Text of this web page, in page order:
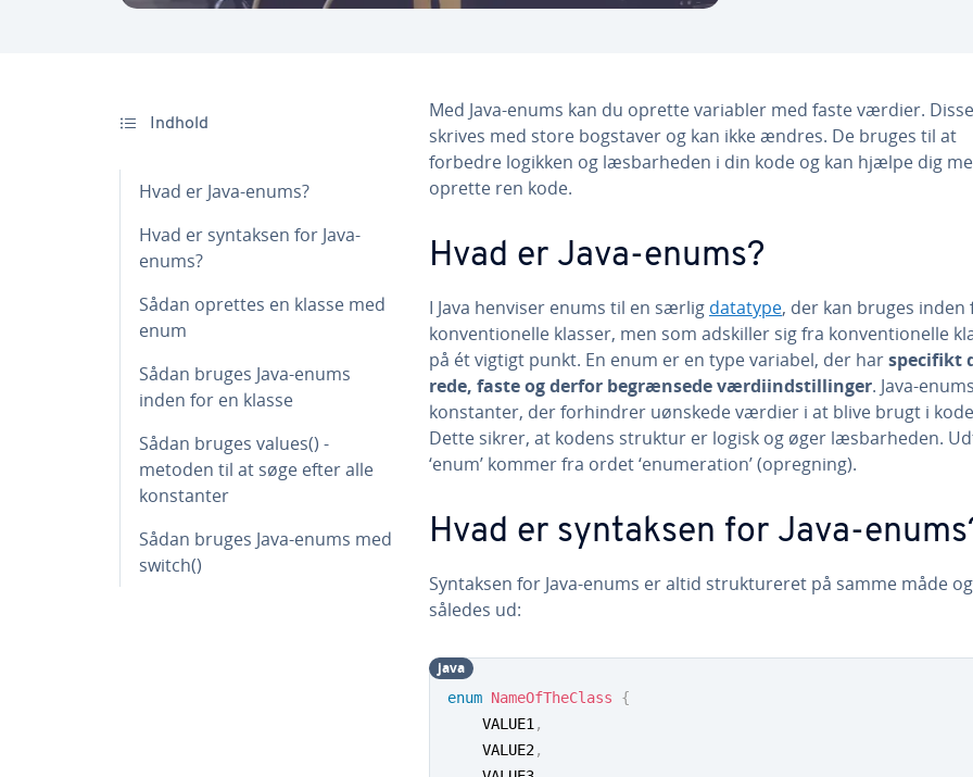
Indhold
Hvad er Java-enums?
Hvad er syntaksen for Java-
enums?
Sådan oprettes en klasse med
enum
Sådan bruges Java-enums
inden for en klasse
Sådan bruges values() -
metoden til at søge efter alle
kon­stan­ter
Sådan bruges Java-enums med
switch()
Med Java-enums kan du oprette variabler med faste værdier. Disse
skrives med store bogstaver og kan ikke ændres. De bruges til at
forbedre logikken og læs­bar­he­den i din kode og kan hjælpe dig
oprette ren kode.
Hvad er Java-enums?
I Java henviser enums til en særlig datatype, der kan bruges inden
kon­ven­tio­nel­le klasser, men som adskiller sig fra kon­ven­tio­nel­le
på ét vigtigt punkt. En enum er en type variabel, der harspecifikt
re­de, faste og derfor be­græn­se­de vær­di­indstil­lin­ger. Java-
kon­stan­ter, der for­hin­drer uønskede værdier i at blive brugt i
Dette sikrer, at kodens struktur er logisk og øger læs­bar­he­den.
‘enum’ kommer fra ordet ‘enu­me­ra­tion’ (opregning).
Hvad er syntaksen for Java-
Syntaksen for Java-enums er altid struk­tu­re­ret på samme måde
således ud:
enum NameOfTheClass
{
	VALUE1
,
	VALUE2
,
java